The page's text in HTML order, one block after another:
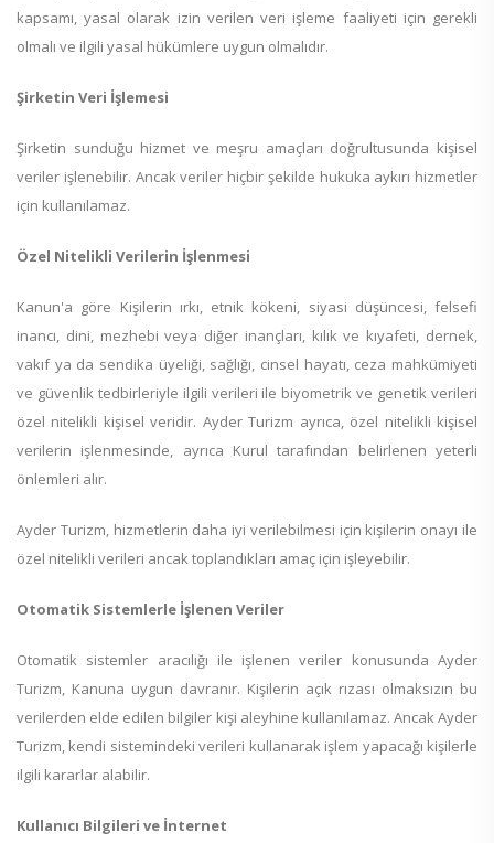
kapsamı, yasal olarak izin verilen veri işleme faaliyeti için gerekli
olmalı ve ilgili yasal hükümlere uygun olmalıdır.
Şirketin Veri İşlemesi
Şirketin sunduğu hizmet ve meşru amaçları doğrultusunda kişisel
veriler işlenebilir. Ancak veriler hiçbir şekilde hukuka aykırı hizmetler
için kullanılamaz.
Özel Nitelikli Verilerin İşlenmesi
Kanun'a göre Kişilerin ırkı, etnik kökeni, siyasi düşüncesi, felsefi
inancı, dini, mezhebi veya diğer inançları, kılık ve kıyafeti, dernek,
vakıf ya da sendika üyeliği, sağlığı, cinsel hayatı, ceza mahkümiyeti
ve güvenlik tedbirleriyle ilgili verileri ile biyometrik ve genetik verileri
özel nitelikli kişisel veridir. Ayder Turizm ayrıca, özel nitelikli kişisel
verilerin işlenmesinde, ayrıca Kurul tarafından belirlenen yeterli
önlemleri alır.
Ayder Turizm, hizmetlerin daha iyi verilebilmesi için kişilerin onayı ile
özel nitelikli verileri ancak toplandıkları amaç için işleyebilir.
Otomatik Sistemlerle İşlenen Veriler
Otomatik sistemler aracılığı ile işlenen veriler konusunda Ayder
Turizm, Kanuna uygun davranır. Kişilerin açık rızası olmaksızın bu
verilerden elde edilen bilgiler kişi aleyhine kullanılamaz. Ancak Ayder
Turizm, kendi sistemindeki verileri kullanarak işlem yapacağı kişilerle
ilgili kararlar alabilir.
Kullanıcı Bilgileri ve İnternet